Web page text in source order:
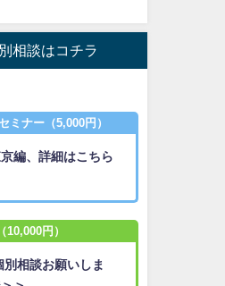
相談はコチラ
ミナー（5,000円）
編、詳細はこちら
円）
相談お願いしま